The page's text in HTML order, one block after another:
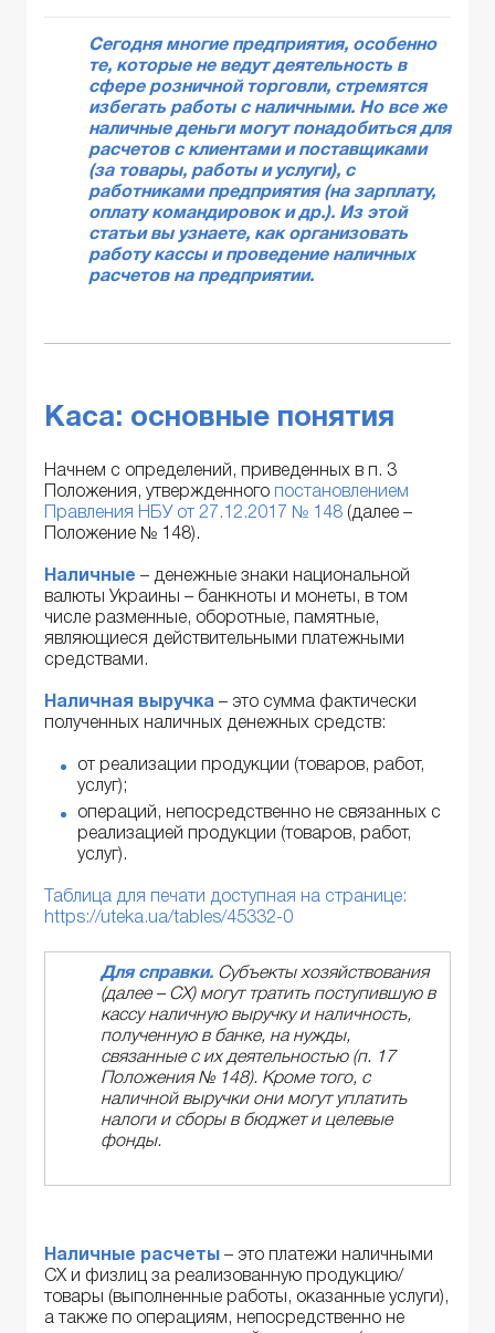
Сегодня многие предприятия, особенно
те, которые не ведут деятельность в
сфере розничной торговли, стремятся
избегать работы с наличными. Но все же
наличные деньги могут понадобиться для
расчетов с клиентами и поставщиками
(за товары, работы и услуги), с
работниками предприятия (на зарплату,
оплату командировок и др.). Из этой
статьи вы узнаете, как организовать
работу кассы и проведение наличных
расчетов на предприятии.
Каса: основные понятия
Начнем с определений, приведенных в п. 3
Положения, утвержденного постановлением
Правления НБУ от 27.12.2017 № 148 (далее –
Положение № 148).
Наличные – денежные знаки национальной
валюты Украины – банкноты и монеты, в том
числе разменные, оборотные, памятные,
являющиеся действительными платежными
средствами.
Наличная выручка – это сумма фактически
полученных наличных денежных средств:
от реализации продукции (товаров, работ,
услуг);
операций, непосредственно не связанных с
реализацией продукции (товаров, работ,
услуг).
Таблица для печати доступная на странице:
https://uteka.ua/tables/45332-0
Для справки. Субъекты хозяйствования
(далее – СХ) могут тратить поступившую в
кассу наличную выручку и наличность,
полученную в банке, на нужды,
связанные с их деятельностью (п. 17
Положения № 148). Кроме того, с
наличной выручки они могут уплатить
налоги и сборы в бюджет и целевые
фонды.
Наличные расчеты – это платежи наличными
СХ и физлиц за реализованную продукцию/
товары (выполненные работы, оказанные услуги),
а также по операциям, непосредственно не